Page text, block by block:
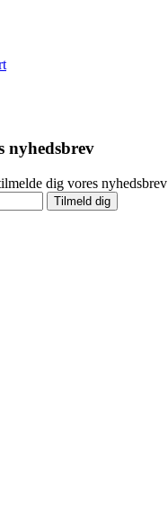
nyhedsbrev
dig vores nyhedsbrev
Tilmeld dig